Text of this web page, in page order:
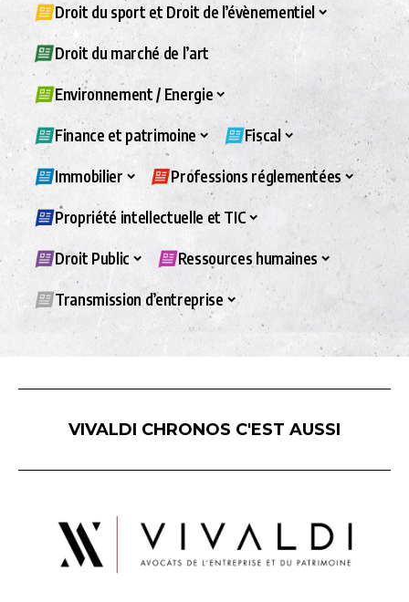
Droit du sport et Droit de l’évènementiel
Droit du marché de l’art
Environnement / Energie
Finance et patrimoine Fiscal
Immobilier Professions réglementées
Propriété intellectuelle et TIC
Droit Public Ressources humaines
Transmission d’entreprise
VIVALDI CHRONOS C'EST AUSSI